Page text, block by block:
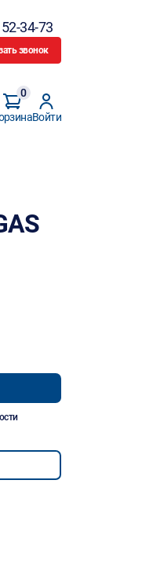
34-73
звонок
0
Войти